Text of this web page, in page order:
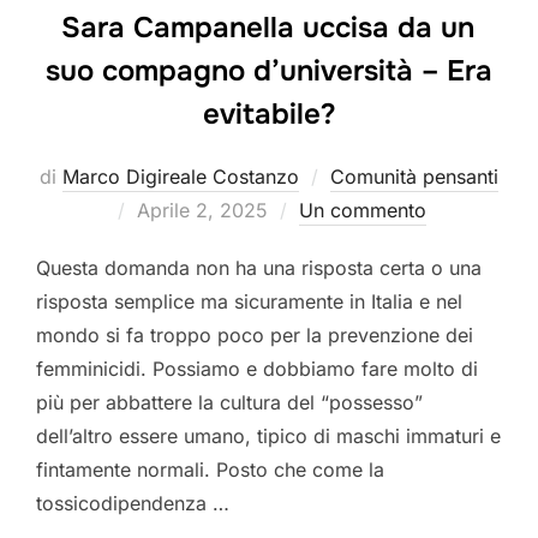
Sara Campanella uccisa da un
suo compagno d’università – Era
evitabile?
di Marco Digireale Costanzo
Comunità pensanti
Pubblicato
Aprile 2, 2025 Un commento
Questa domanda non ha una risposta certa o una
risposta semplice ma sicuramente in Italia e nel
mondo si fa troppo poco per la prevenzione dei
femminicidi. Possiamo e dobbiamo fare molto di
più per abbattere la cultura del “possesso”
dell’altro essere umano, tipico di maschi immaturi e
fintamente normali. Posto che come la
tossicodipendenza …